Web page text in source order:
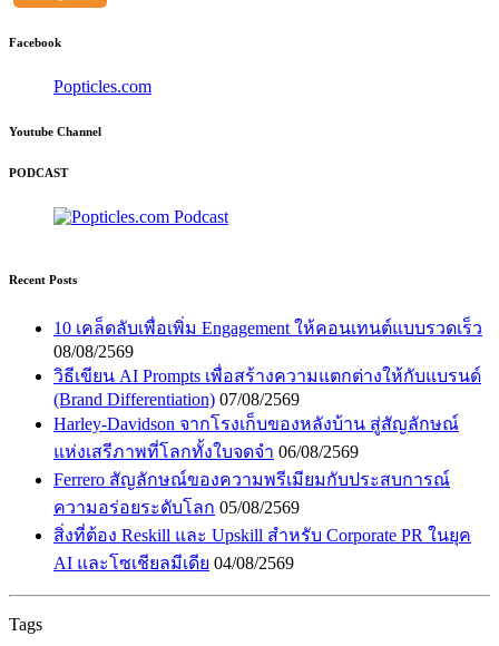
Facebook
Popticles.com
Youtube Channel
PODCAST
Recent Posts
10 เคล็ดลับเพื่อเพิ่ม Engagement ให้คอนเทนต์แบบรวดเร็ว
08/08/2569
วิธีเขียน AI Prompts เพื่อสร้างความแตกต่างให้กับแบรนด์
(Brand Differentiation) 07/08/2569
Harley-Davidson จากโรงเก็บของหลังบ้าน สู่สัญลักษณ์
แห่งเสรีภาพที่โลกทั้งใบจดจำ 06/08/2569
Ferrero สัญลักษณ์ของความพรีเมียมกับประสบการณ์
ความอร่อยระดับโลก 05/08/2569
สิ่งที่ต้อง Reskill และ Upskill สำหรับ Corporate PR ในยุค
AI และโซเชียลมีเดีย 04/08/2569
Tags